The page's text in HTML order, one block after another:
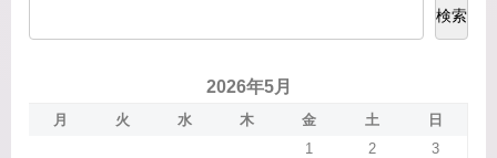
検索
2026年5月
月 火 水 木 金 土
日
1
2
3